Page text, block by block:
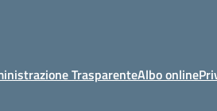
TrasparenteAlbo online